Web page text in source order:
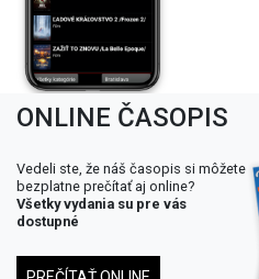
ONLINE ČASOPIS
Vedeli ste, že náš časopis si môžete
bezplatne prečítať aj online?
Všetky vydania su pre vás
dostupné